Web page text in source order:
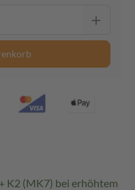
K2 (MK7) bei erhöhtem